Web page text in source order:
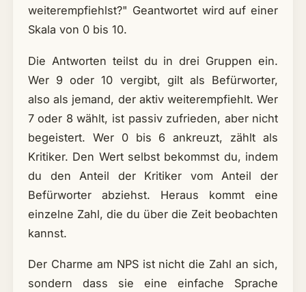
weiterempfiehlst?" Geantwortet wird auf einer
Skala von 0 bis 10.
Die Antworten teilst du in drei Gruppen ein.
Wer 9 oder 10 vergibt, gilt als Befürworter,
also als jemand, der aktiv weiterempfiehlt. Wer
7 oder 8 wählt, ist passiv zufrieden, aber nicht
begeistert. Wer 0 bis 6 ankreuzt, zählt als
Kritiker. Den Wert selbst bekommst du, indem
du den Anteil der Kritiker vom Anteil der
Befürworter abziehst. Heraus kommt eine
einzelne Zahl, die du über die Zeit beobachten
kannst.
Der Charme am NPS ist nicht die Zahl an sich,
sondern dass sie eine einfache Sprache